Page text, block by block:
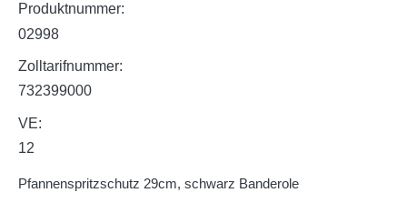
Produktnummer:
02998
Zolltarifnummer:
732399000
VE:
12
Pfannenspritzschutz 29cm, schwarz Banderole